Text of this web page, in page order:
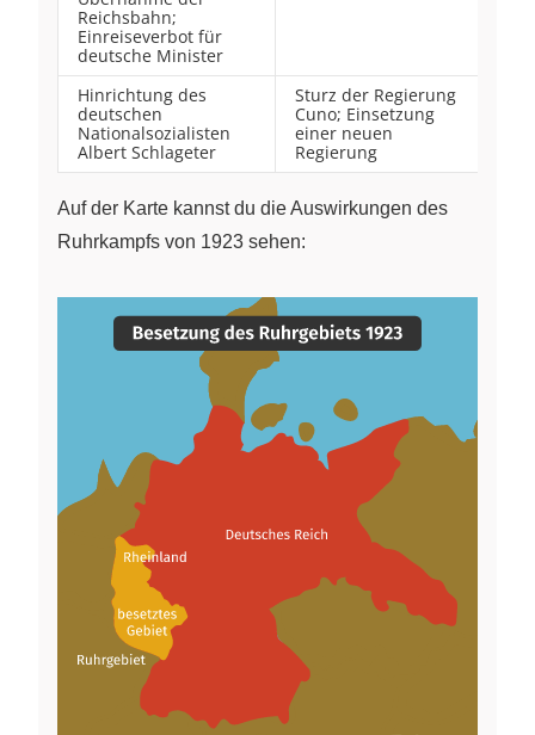
Reichsbahn;
Einreiseverbot für
deutsche Minister
Hinrichtung des
deutschen
Nationalsozialisten
Albert Schlageter
Sturz der Regierung
Cuno; Einsetzung
einer neuen
Regierung
Auf der Karte kannst du die Auswirkungen des
Ruhrkampfs von 1923 sehen: